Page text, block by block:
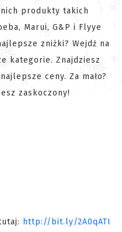
produkty takich
Marui, G&P i Flyye
zniżki? Wejdź na
kategorie. Znajdziesz
ceny. Za mało?
zaskoczony!
http://bit.ly/2A0qATI